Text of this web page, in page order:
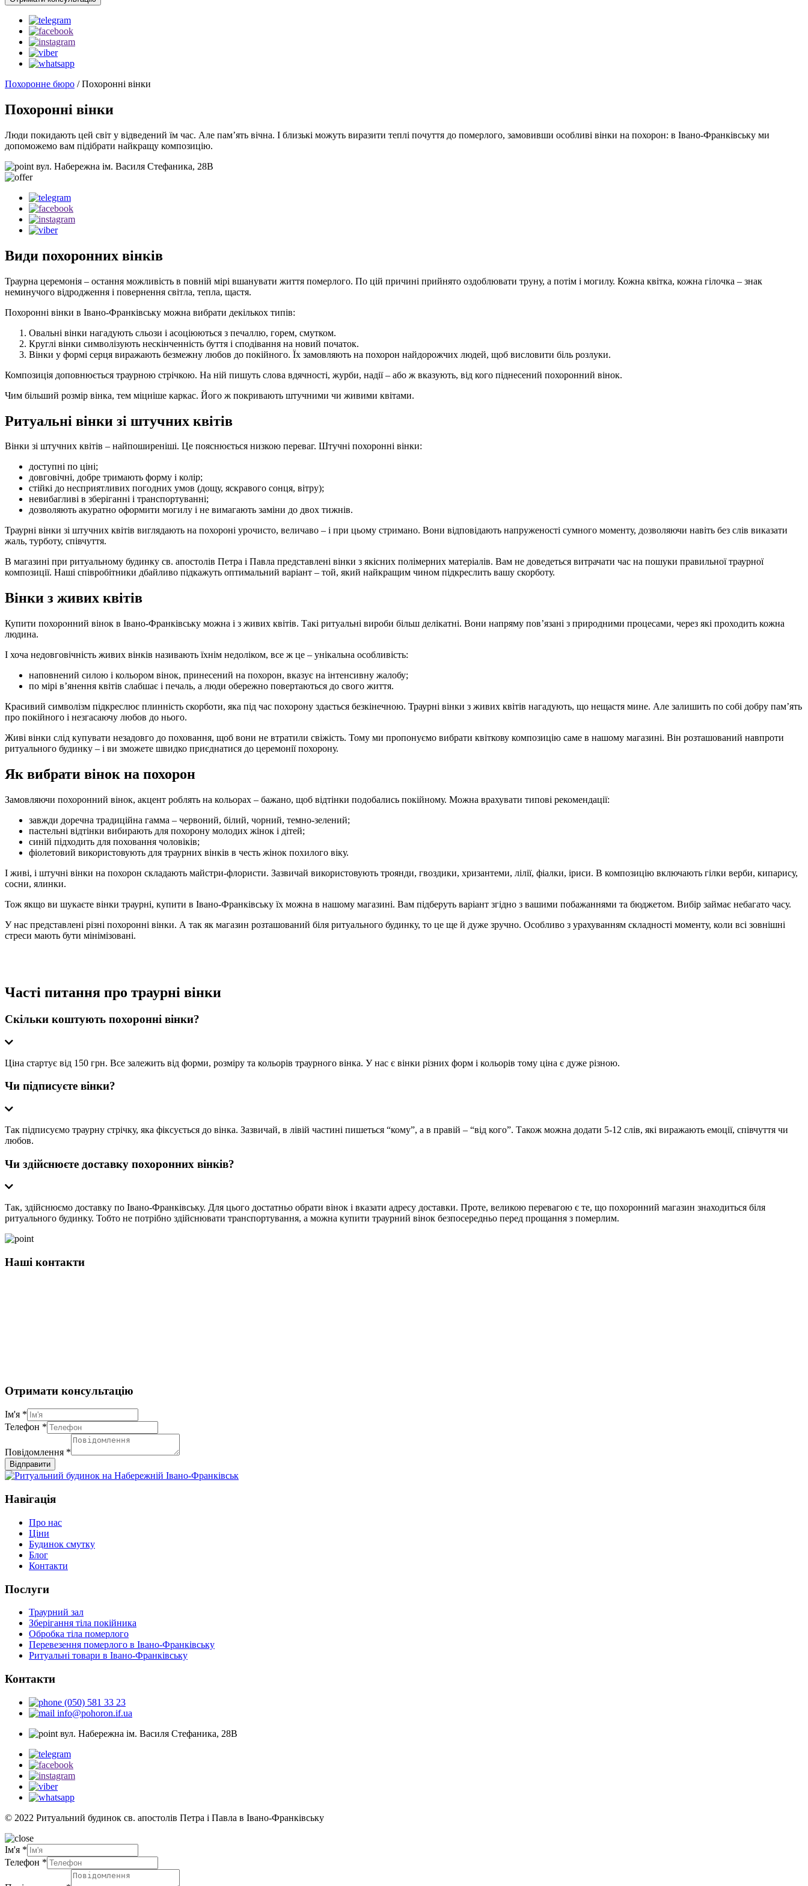
Похоронне бюро /Похоронні вінки
Похоронні вінки
Люди покидають цей світ у відведений їм час. Але пам’ять вічна. І близькі можуть виразити теплі почуття до померлого, замовивши особливі вінки на похорон: в Івано-Франківську ми
допоможемо вам підібрати найкращу композицію.
вул. Набережна ім. Василя Стефаника, 28В
Види похоронних вінків
Траурна церемонія – остання можливість в повній мірі вшанувати життя померлого. По цій причині прийнято оздоблювати труну, а потім і могилу. Кожна квітка, кожна гілочка – знак
неминучого відродження і повернення світла, тепла, щастя.
Похоронні вінки в Івано-Франківську можна вибрати декількох типів:
Овальні вінки нагадують сльози і асоціюються з печаллю, горем, смутком.
Круглі вінки символізують нескінченність буття і сподівання на новий початок.
Вінки у формі серця виражають безмежну любов до покійного. Їх замовляють на похорон найдорожчих людей, щоб висловити біль розлуки.
Композиція доповнюється траурною стрічкою. На ній пишуть слова вдячності, журби, надії – або ж вказують, від кого піднесений похоронний вінок.
Чим більший розмір вінка, тем міцніше каркас. Його ж покривають штучними чи живими квітами.
Ритуальні вінки зі штучних квітів
Вінки зі штучних квітів – найпоширеніші. Це пояснюється низкою переваг. Штучні похоронні вінки:
доступні по ціні;
довговічні, добре тримають форму і колір;
стійкі до несприятливих погодних умов (дощу, яскравого сонця, вітру);
невибагливі в зберіганні і транспортуванні;
дозволяють акуратно оформити могилу і не вимагають заміни до двох тижнів.
Траурні вінки зі штучних квітів виглядають на похороні урочисто, величаво – і при цьому стримано. Вони відповідають напруженості сумного моменту, дозволяючи навіть без слів виказати
жаль, турботу, співчуття.
В магазині при ритуальному будинку св. апостолів Петра і Павла представлені вінки з якісних полімерних матеріалів. Вам не доведеться витрачати час на пошуки правильної траурної
композиції. Наші співробітники дбайливо підкажуть оптимальний варіант – той, який найкращим чином підкреслить вашу скорботу.
Вінки з живих квітів
Купити похоронний вінок в Івано-Франківську можна і з живих квітів. Такі ритуальні вироби більш делікатні. Вони напряму пов’язані з природними процесами, через які проходить кожна
людина.
І хоча недовговічність живих вінків називають їхнім недоліком, все ж це – унікальна особливість:
наповнений силою і кольором вінок, принесений на похорон, вказує на інтенсивну жалобу;
по мірі в’янення квітів слабшає і печаль, а люди обережно повертаються до свого життя.
Красивий символізм підкреслює плинність скорботи, яка під час похорону здається безкінечною. Траурні вінки з живих квітів нагадують, що нещастя мине. Але залишить по собі добру пам’ять
про покійного і незгасаючу любов до нього.
Живі вінки слід купувати незадовго до поховання, щоб вони не втратили свіжість. Тому ми пропонуємо вибрати квіткову композицію саме в нашому магазині. Він розташований навпроти
ритуального будинку – і ви зможете швидко приєднатися до церемонії похорону.
Як вибрати вінок на похорон
Замовляючи похоронний вінок, акцент роблять на кольорах – бажано, щоб відтінки подобались покійному. Можна врахувати типові рекомендації:
завжди доречна традиційна гамма – червоний, білий, чорний, темно-зелений;
пастельні відтінки вибирають для похорону молодих жінок і дітей;
синій підходить для поховання чоловіків;
фіолетовий використовують для траурних вінків в честь жінок похилого віку.
І живі, і штучні вінки на похорон складають майстри-флористи. Зазвичай використовують троянди, гвоздики, хризантеми, лілії, фіалки, іриси. В композицію включають гілки верби, кипарису,
сосни, ялинки.
Тож якщо ви шукаєте вінки траурні, купити в Івано-Франківську їх можна в нашому магазині. Вам підберуть варіант згідно з вашими побажаннями та бюджетом. Вибір займає небагато часу.
У нас представлені різні похоронні вінки. А так як магазин розташований біля ритуального будинку, то це ще й дуже зручно. Особливо з урахуванням складності моменту, коли всі зовнішні
стреси мають бути мінімізовані.
Часті питання про траурні вінки
Скільки коштують похоронні вінки?
Ціна стартує від 150 грн. Все залежить від форми, розміру та кольорів траурного вінка. У нас є вінки різних форм і кольорів тому ціна є дуже різною.
Чи підписуєте вінки?
Так підписуємо траурну стрічку, яка фіксується до вінка. Зазвичай, в лівій частині пишеться “кому”, а в правій – “від кого”. Також можна додати 5-12 слів, які виражають емоції, співчуття чи
любов.
Чи здійснюєте доставку похоронних вінків?
Так, здійснюємо доставку по Івано-Франківську. Для цього достатньо обрати вінок і вказати адресу доставки. Проте, великою перевагою є те, що похоронний магазин знаходиться біля
ритуального будинку. Тобто не потрібно здійснювати транспортування, а можна купити траурний вінок безпосередньо перед прощання з померлим.
Наші контакти
Отримати консультацію
Ім'я *
Телефон *
Повідомлення *
Відправити
Навігація
Про нас
Ціни
Будинок смутку
Блог
Контакти
Послуги
Траурний зал
Зберігання тіла покійника
Обробка тіла померлого
Перевезення померлого в Івано-Франківську
Ритуальні товари в Івано-Франківську
Контакти
(050) 581 33 23
info@pohoron.if.ua
вул. Набережна ім. Василя Стефаника, 28В
© 2022 Ритуальний будинок св. апостолів Петра і Павла в Івано-Франківську
Ім'я *
Телефон *